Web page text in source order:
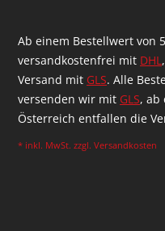
Ab einem Bestellwert von
versandkostenfrei mit DHL
Versand mit GLS. Alle
versenden wir mit GLS, ab
Österreich entfallen die
* inkl. MwSt. zzgl. Versandkosten